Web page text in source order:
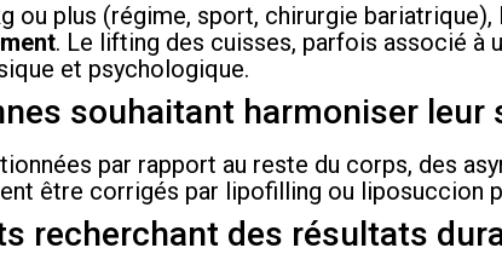
ou plus (régime, sport, chirurgie bariatrique),
. Le lifting des cuisses, parfois associé à
et psychologique.
souhaitant harmoniser leur
par rapport au reste du corps, des
être corrigés par lipofilling ou liposuccion
recherchant des résultats